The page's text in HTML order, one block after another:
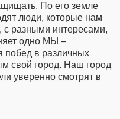
По его земле
люди, которые нам
с разными интересами,
одно МЫ –
побед в различных
свой город. Наш город
уверенно смотрят в